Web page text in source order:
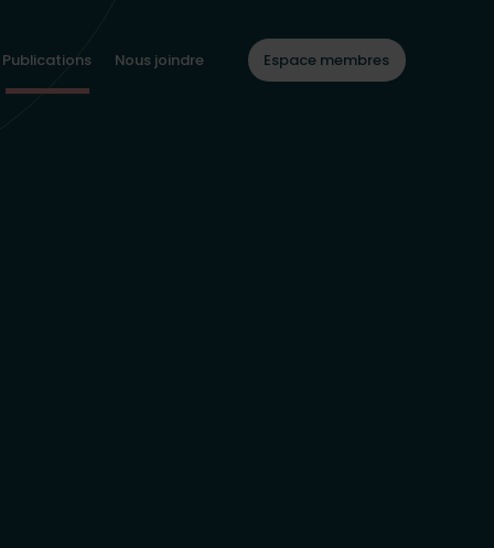
Publications(actuellement sélectionné)
Nous joindre Espace membres